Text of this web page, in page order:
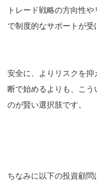
トレード戦略の方向性
で制度的なサポートが受
安全に、よりリスクを
断で始めるよりも、こ
のが賢い選択肢です。
ちなみに以下の投資顧問